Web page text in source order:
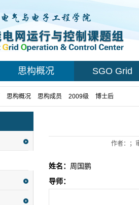
思构概况 SGO Grid
思构概况 思构成员 2009级 博士后
作者：；
姓名： 周国鹏
导师：